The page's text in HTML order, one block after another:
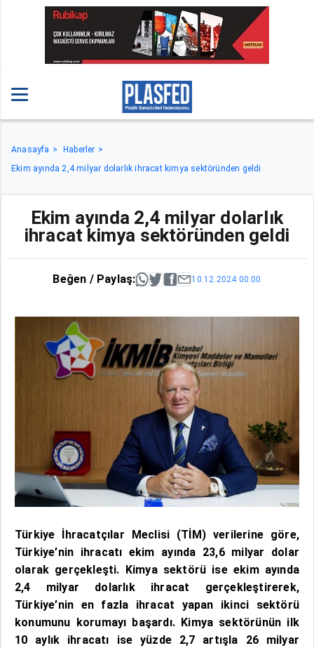
Anasayfa
Haberler
Ekim ayında 2,4 milyar dolarlık ihracat kimya sektöründen geldi
Ekim ayında 2,4 milyar dolarlık
ihracat kimya sektöründen geldi
Beğen / Paylaş: 10.12.2024 00:00
Türkiye İhracatçılar Meclisi (TİM) verilerine göre,
Türkiye’nin ihracatı ekim ayında 23,6 milyar dolar
olarak gerçekleşti. Kimya sektörü ise ekim ayında
2,4 milyar dolarlık ihracat gerçekleştirerek,
Türkiye’nin en fazla ihracat yapan ikinci sektörü
konumunu korumayı başardı. Kimya sektörünün ilk
10 aylık ihracatı ise yüzde 2,7 artışla 26 milyar